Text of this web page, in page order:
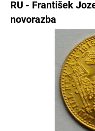
RU - František
novorazba